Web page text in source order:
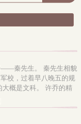
——秦先生。 秦先生相貌
校，过着早八晚五的规
概是文科。 许乔的精
性的伴侣。